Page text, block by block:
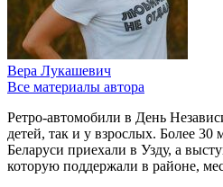
Вера Лукашевич
Все материалы автора
Ретро-автомобили в День
детей, так и у взрослых. Более
Беларуси приехали в Узду, а
которую поддержали в районе,